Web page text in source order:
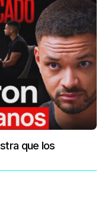
que los